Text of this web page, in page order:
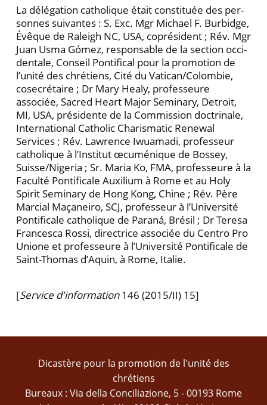
La délégation catholique était constituée des per­
sonnes suivantes : S. Exc. Mgr Michael F. Burbidge,
Évêque de Raleigh NC, USA, coprésident ; Rév. Mgr
Juan Usma Gómez, responsable de la section occi­
dentale, Conseil Pontifical pour la promotion de
l’unité des chrétiens, Cité du Vatican/Colombie,
cosecrétaire ; Dr Mary Healy, professeure
associée, Sacred Heart Major Seminary, Detroit,
MI, USA, présidente de la Commission doctrinale,
International Catholic Charismatic Renewal
Services ; Rév. Lawrence Iwuamadi, professeur
catholique à l’Institut œcumé­nique de Bossey,
Suisse/Nigeria ; Sr. Maria Ko, FMA, professeure à la
Faculté Pontificale Auxilium à Rome et au Holy
Spirit Seminary de Hong Kong, Chine ; Rév. Père
Marcial Maçaneiro, SCJ, professeur à l’Université
Pon­tificale catholique de Paraná, Brésil ; Dr Teresa
Francesca Rossi, directrice associée du Centro Pro
Unione et professeure à l’Université Pontificale de
Saint-Thomas d’Aquin, à Rome, Italie.
[Service d'information146 (2015/II) 15]
Dicastère pour la promotion de l'unité des
chrétiens
Bureaux : Via della Conciliazione, 5 - 00193 Rome